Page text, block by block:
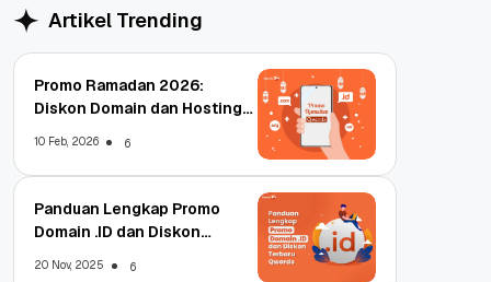
Artikel Trending
Promo Ramadan 2026:
Diskon Domain dan Hosting
10 Feb, 2026 6
Panduan Lengkap Promo
Domain .ID dan Diskon
20 Nov, 2025 6